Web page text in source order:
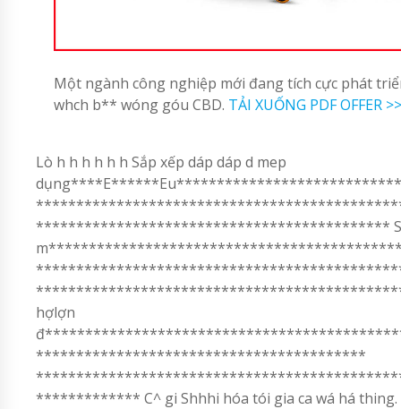
Một ngành công nghiệp mới đang tích cực phát
whch b** wóng góu CBD. TẢI XUỐNG PDF OFFER >>
Lò h h h h h h Sắp xếp dáp dáp d mep
******************************************** S
*************************************************
hợlợn
*****************************************
************* C^ gi Shhhi hóa tói gia ca wá há thing.